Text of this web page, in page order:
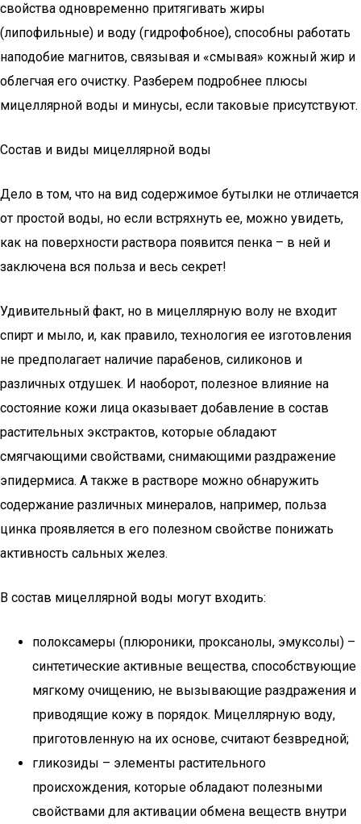
свойства одновременно притягивать жиры
(липофильные) и воду (гидрофобное), способны работать
наподобие магнитов, связывая и «смывая» кожный жир и
облегчая его очистку. Разберем подробнее плюсы
мицеллярной воды и минусы, если таковые присутствуют.
Состав и виды мицеллярной воды
Дело в том, что на вид содержимое бутылки не отличается
от простой воды, но если встряхнуть ее, можно увидеть,
как на поверхности раствора появится пенка – в ней и
заключена вся польза и весь секрет!
Удивительный факт, но в мицеллярную волу не входит
спирт и мыло, и, как правило, технология ее изготовления
не предполагает наличие парабенов, силиконов и
различных отдушек. И наоборот, полезное влияние на
состояние кожи лица оказывает добавление в состав
растительных экстрактов, которые обладают
смягчающими свойствами, снимающими раздражение
эпидермиса. А также в растворе можно обнаружить
содержание различных минералов, например, польза
цинка проявляется в его полезном свойстве понижать
активность сальных желез.
В состав мицеллярной воды могут входить:
полоксамеры (плюроники, проксанолы, эмуксолы) –
синтетические активные вещества, способствующие
мягкому очищению, не вызывающие раздражения и
приводящие кожу в порядок. Мицеллярную воду,
приготовленную на их основе, считают безвредной;
гликозиды – элементы растительного
происхождения, которые обладают полезными
свойствами для активации обмена веществ внутри